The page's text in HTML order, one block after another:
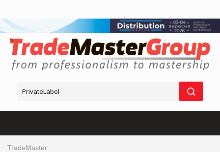
TradeMaster